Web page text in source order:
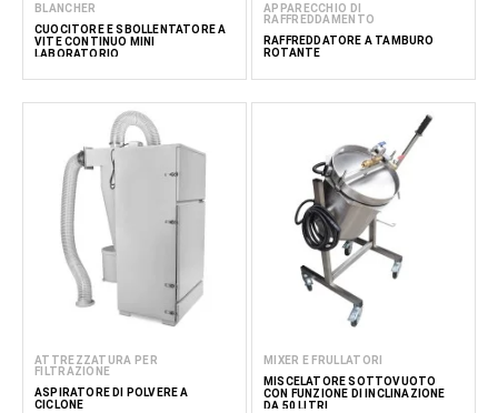
BLANCHER
CUOCITORE E SBOLLENTATORE A
VITE CONTINUO MINI
LABORATORIO
APPARECCHIO DI
RAFFREDDAMENTO
RAFFREDDATORE A TAMBURO
ROTANTE
ATTREZZATURA PER
FILTRAZIONE
ASPIRATORE DI POLVERE A
CICLONE
MIXER E FRULLATORI
MISCELATORE SOTTOVUOTO
CON FUNZIONE DI INCLINAZIONE
DA 50 LITRI